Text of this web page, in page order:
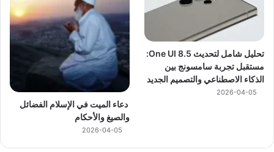
تحليل شامل لتحديث One UI 8.5:
مستقبل تجربة سامسونج بين
الذكاء الاصطناعي والتصميم الجديد
2026-04-05
دعاء الميت في الإسلام الفضائل
والصيغ والأحكام
2026-04-05